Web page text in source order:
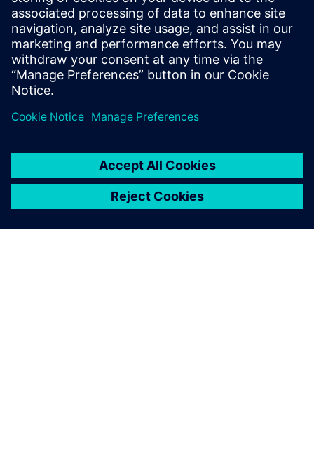
lav kode, opplæring i mennesker og systemintegrasjon
hjelper assistenter med å forbedre og skalere
automatisering på tv...
Lær mer